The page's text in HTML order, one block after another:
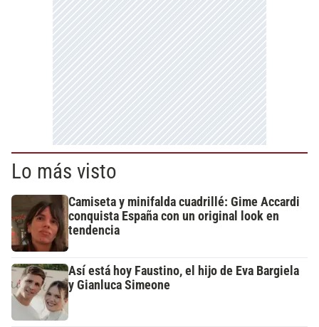
Lo más visto
Camiseta y minifalda cuadrillé: Gime Accardi
conquista España con un original look en
tendencia
Así está hoy Faustino, el hijo de Eva Bargiela
y Gianluca Simeone